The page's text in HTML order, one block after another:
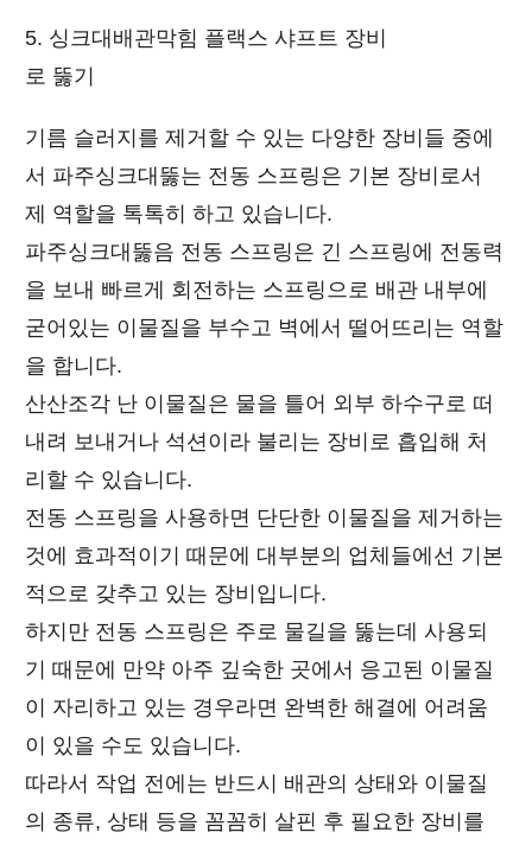
5. 싱크대배관막힘 플랙스 샤프트 장비
로 뚫기
기름 슬러지를 제거할 수 있는 다양한 장비들 중에
서 파주싱크대뚫는 전동 스프링은 기본 장비로서
제 역할을 톡톡히 하고 있습니다.
파주싱크대뚫음 전동 스프링은 긴 스프링에 전동력
을 보내 빠르게 회전하는 스프링으로 배관 내부에
굳어있는 이물질을 부수고 벽에서 떨어뜨리는 역할
을 합니다.
산산조각 난 이물질은 물을 틀어 외부 하수구로 떠
내려 보내거나 석션이라 불리는 장비로 흡입해 처
리할 수 있습니다.
전동 스프링을 사용하면 단단한 이물질을 제거하는
것에 효과적이기 때문에 대부분의 업체들에선 기본
적으로 갖추고 있는 장비입니다.
하지만 전동 스프링은 주로 물길을 뚫는데 사용되
기 때문에 만약 아주 깊숙한 곳에서 응고된 이물질
이 자리하고 있는 경우라면 완벽한 해결에 어려움
이 있을 수도 있습니다.
따라서 작업 전에는 반드시 배관의 상태와 이물질
의 종류, 상태 등을 꼼꼼히 살핀 후 필요한 장비를